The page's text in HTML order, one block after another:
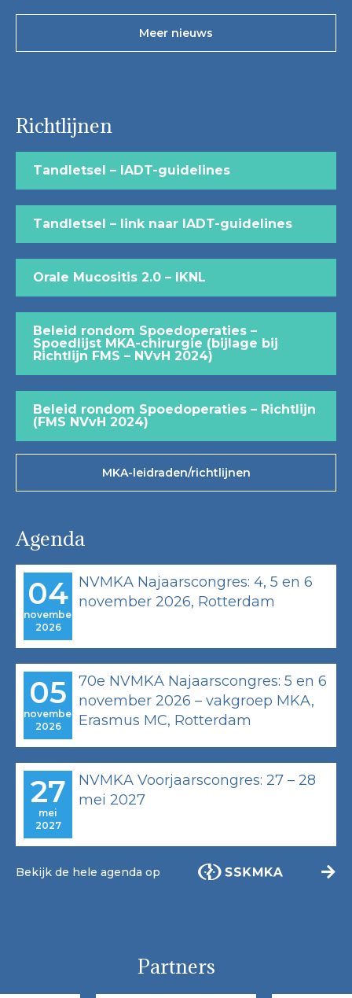
Meer nieuws
Richtlijnen
Tandletsel – IADT-guidelines
Tandletsel – link naar IADT-guidelines
Orale Mucositis 2.0 – IKNL
Beleid rondom Spoedoperaties –
Spoedlijst MKA-chirurgie (bijlage bij
Richtlijn FMS – NVvH 2024)
Beleid rondom Spoedoperaties – Richtlijn
(FMS NVvH 2024)
MKA-leidraden/richtlijnen
Agenda
NVMKA Najaarscongres: 4, 5 en 6
november 2026, Rotterdam
04
november
2026
70e NVMKA Najaarscongres: 5 en 6
november 2026 – vakgroep MKA,
Erasmus MC, Rotterdam
05
november
2026
NVMKA Voorjaarscongres: 27 – 28
mei 2027
27
mei
2027
Bekijk de hele agenda op
Partners